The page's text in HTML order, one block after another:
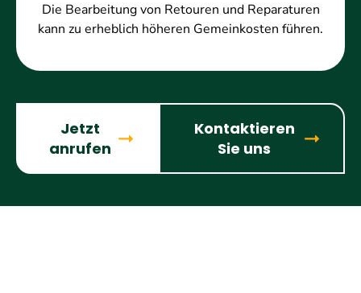
Die Bearbeitung von Retouren und Reparaturen
kann zu erheblich höheren Gemeinkosten führen.
Jetzt
anrufen
Kontaktieren
Sie uns